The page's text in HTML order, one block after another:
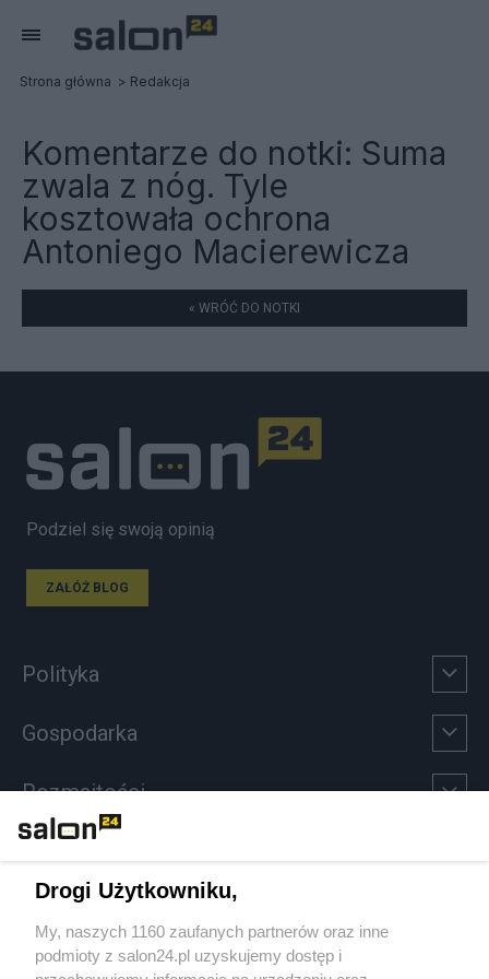
Strona główna Redakcja
Komentarze do notki: Suma
zwala z nóg. Tyle
kosztowała ochrona
Antoniego Macierewicza
« WRÓĆ DO NOTKI
Podziel się swoją opinią
ZAŁÓŻ BLOG
Polityka
Gospodarka
Rozmaitości
Sport
Społeczeństwo
Drogi Użytkowniku,
My, naszych 1160 zaufanych partnerów oraz inne
podmioty z salon24.pl uzyskujemy dostęp i